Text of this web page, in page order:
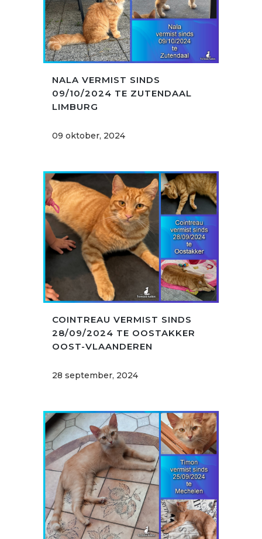
NALA VERMIST SINDS
09/10/2024 TE ZUTENDAAL
LIMBURG
09 oktober, 2024
COINTREAU VERMIST SINDS
28/09/2024 TE OOSTAKKER
OOST-VLAANDEREN
28 september, 2024